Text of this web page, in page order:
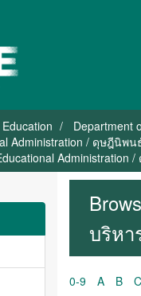
Department
Administration / ดุษฎีนิพ
บริหา
0-9 A B C